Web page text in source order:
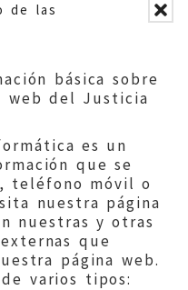
de las
básica sobre
web del Justicia
es un
que se
teléfono móvil o
nuestra página
nuestras y otras
que
página web.
varios tipos: